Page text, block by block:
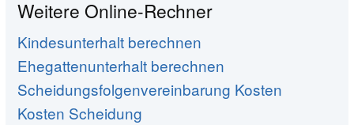
Weitere Online-Rechner
Kindesunterhalt berechnen
Ehegattenunterhalt berechnen
Scheidungsfolgenvereinbarung Kosten
Kosten Scheidung